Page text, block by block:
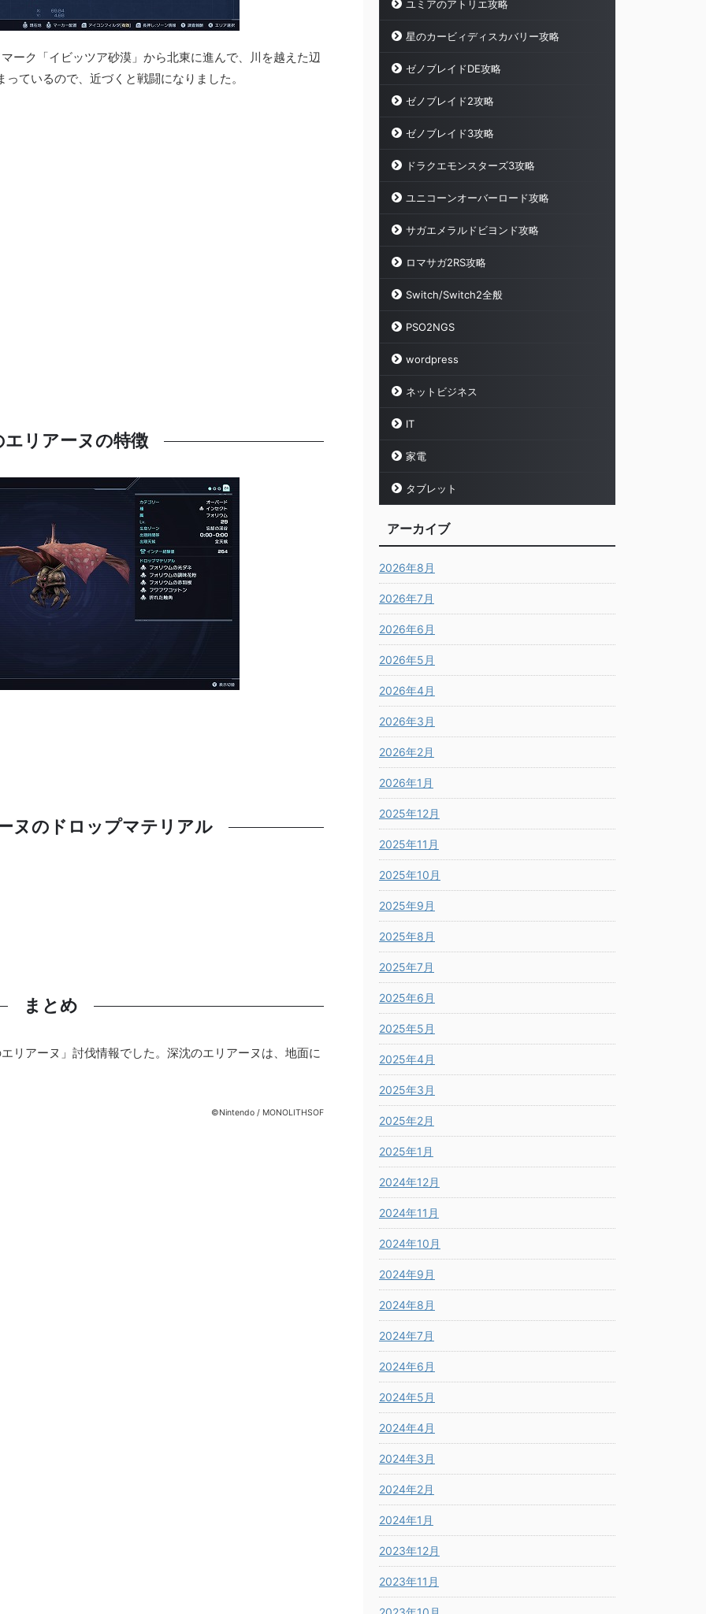
ーク「イビッツア砂漠」から北東に進んで、川を越えた辺
ているので、近づくと戦闘になりました。
エリアーヌの特徴
ヌのドロップマテリアル
まとめ
リアーヌ」討伐情報でした。深沈のエリアーヌは、地面に
©Nintendo / MONOLITHSOF
ユミアのアトリエ攻略
星のカービィディスカバリー攻略
ゼノブレイドDE攻略
ゼノブレイド2攻略
ゼノブレイド3攻略
ドラクエモンスターズ3攻略
ユニコーンオーバーロード攻略
サガエメラルドビヨンド攻略
ロマサガ2RS攻略
Switch/Switch2全般
PSO2NGS
wordpress
ネットビジネス
IT
家電
タブレット
アーカイブ
2026年8月
2026年7月
2026年6月
2026年5月
2026年4月
2026年3月
2026年2月
2026年1月
2025年12月
2025年11月
2025年10月
2025年9月
2025年8月
2025年7月
2025年6月
2025年5月
2025年4月
2025年3月
2025年2月
2025年1月
2024年12月
2024年11月
2024年10月
2024年9月
2024年8月
2024年7月
2024年6月
2024年5月
2024年4月
2024年3月
2024年2月
2024年1月
2023年12月
2023年11月